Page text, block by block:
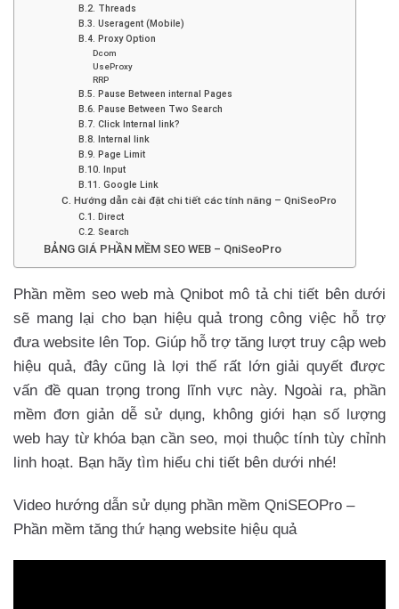
B.2. Threads
B.3. Useragent (Mobile)
B.4. Proxy Option
Dcom
UseProxy
RRP
B.5. Pause Between internal Pages
B.6. Pause Between Two Search
B.7. Click Internal link?
B.8. Internal link
B.9. Page Limit
B.10. Input
B.11. Google Link
C. Hướng dẫn cài đặt chi tiết các tính năng – QniSeoPro
C.1. Direct
C.2. Search
BẢNG GIÁ PHẦN MỀM SEO WEB – QniSeoPro
Phần mềm seo web mà Qnibot mô tả chi tiết bên dưới
sẽ mang lại cho bạn hiệu quả trong công việc hỗ trợ
đưa website lên Top. Giúp hỗ trợ tăng lượt truy cập web
hiệu quả, đây cũng là lợi thế rất lớn giải quyết được
vấn đề quan trọng trong lĩnh vực này. Ngoài ra, phần
mềm đơn giản dễ sử dụng, không giới hạn số lượng
web hay từ khóa bạn cần seo, mọi thuộc tính tùy chỉnh
linh hoạt. Bạn hãy tìm hiểu chi tiết bên dưới nhé!
Video hướng dẫn sử dụng phần mềm QniSEOPro –
Phần mềm tăng thứ hạng website hiệu quả